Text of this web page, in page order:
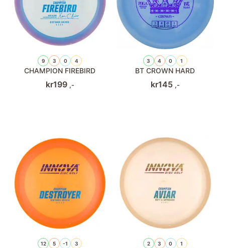
9 3 0 4
CHAMPION FIREBIRD
kr199 ,-
3 4 0 1
BT CROWN HARD
kr145 ,-
12 5 -1 3 2 3 0 1